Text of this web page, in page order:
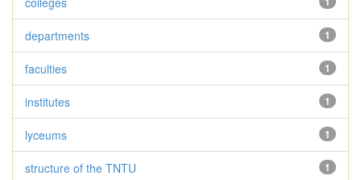
1
departments
1
faculties
1
institutes
1
lyceums
1
structure of the TNTU